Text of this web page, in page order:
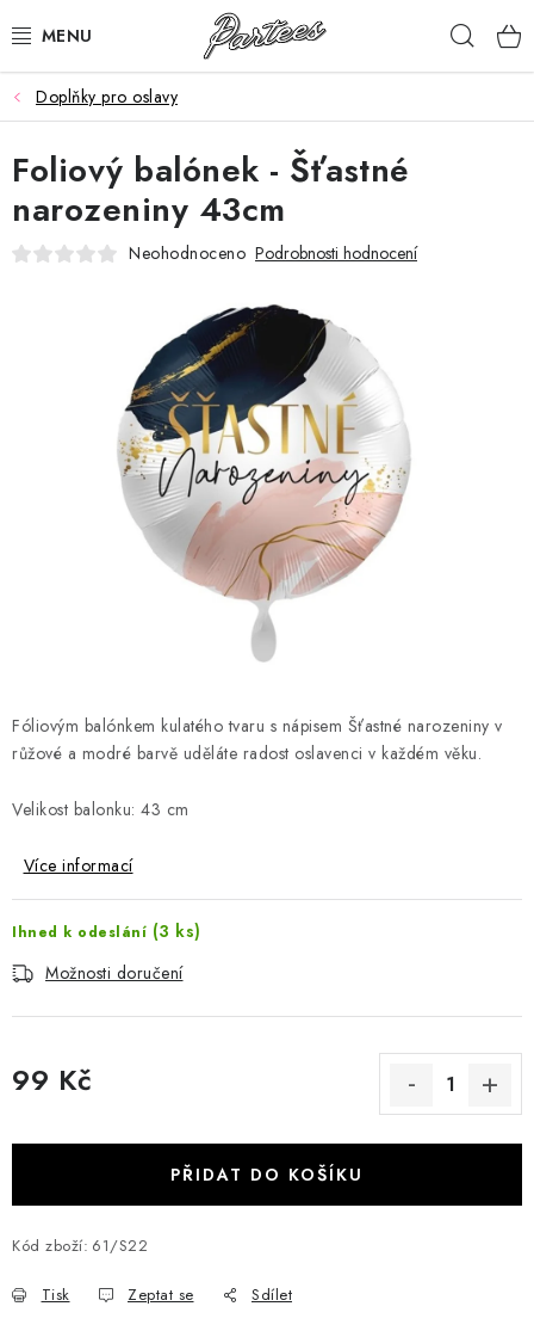
na
ROZLUČKA
NAROZENINY
NA MÍRU
Moje objednávka
Výměna / vrácení zboží
Potisk textilu
Obchodní podmínky
Doplňky pro oslavy
Fóliovým balónkem kulatého tvaru s nápisem Šťastné narozeniny v
růžové a modré barvě uděláte radost oslavenci v každém věku.
Velikost balonku: 43 cm
Více informací
Ihned k odeslání (3 ks)
Možnosti doručení
99 Kč
PŘIDAT DO KOŠÍKU
Kód zboží: 61/S22
Tisk Zeptat se Sdílet
Foliový balónek - Šťastné
narozeniny 43cm
Neohodnoceno Podrobnosti hodnocení